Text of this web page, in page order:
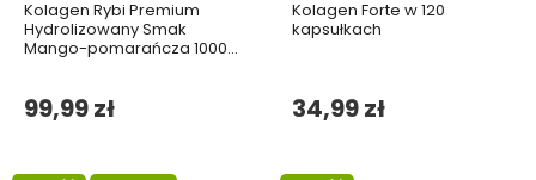
Kolagen Rybi Premium
Hydrolizowany Smak
Mango-pomarańcza 10000
99,99 zł
Kolagen Forte w 120
kapsułkach
34,99 zł